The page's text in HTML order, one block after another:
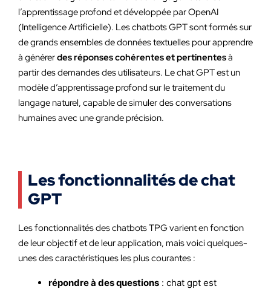
l’apprentissage profond et développée par OpenAI
(Intelligence Artificielle). Les chatbots GPT sont formés sur
de grands ensembles de données textuelles pour apprendre
à générerdes réponses cohérentes et pertinentesà
partir des demandes des utilisateurs. Le chat GPT est un
modèle d’apprentissage profond sur le traitement du
langage naturel, capable de simuler des conversations
humaines avec une grande précision.
Les fonctionnalités de chat
GPT
Les fonctionnalités des chatbots TPG varient en fonction
de leur objectif et de leur application, mais voici quelques-
unes des caractéristiques les plus courantes :
répondre à des questions : chat gpt est